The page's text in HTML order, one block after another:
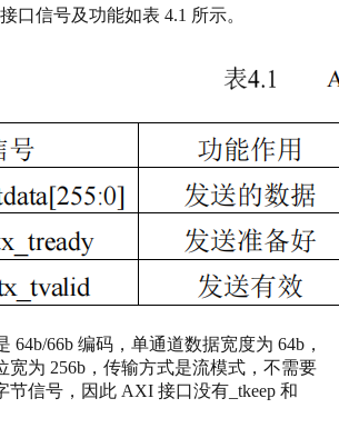
口信号及功能如表 4.1 所示。
64b/66b 编码，单通道数据宽度为 64b，
宽为 256b，传输方式是流模式，不需要
节信号，因此 AXI 接口没有_tkeep 和